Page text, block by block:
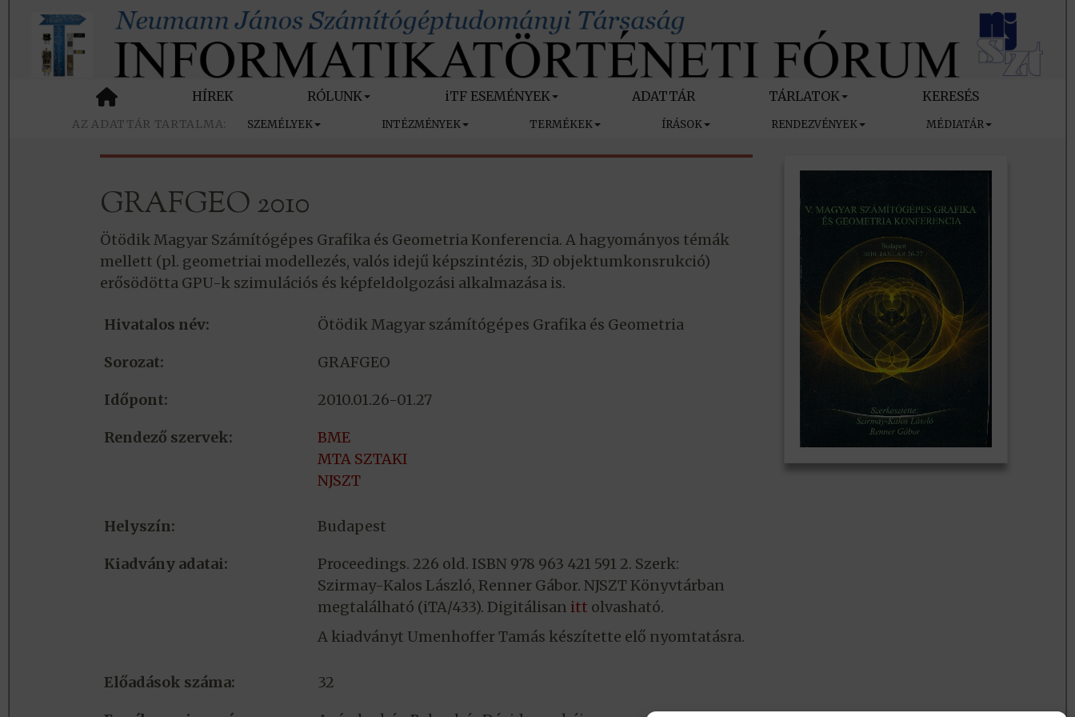
HÍREK RÓLUNK iTF ESEMÉNYEK ADATTÁR TÁRLATOK KERESÉS
SZEMÉLYEK INTÉZMÉNYEK TERMÉKEK ÍRÁSOK RENDEZVÉNYEK MÉDIATÁR
GRAFGEO 2010
Ötödik Magyar Számítógépes Grafika és Geometria Konferencia. A hagyományos témák
mellett (pl. geometriai modellezés, valós idejű képszintézis, 3D objektumkonsrukció)
erősödötta GPU-k szimulációs és képfeldolgozási alkalmazása is.
Hivatalos név: Ötödik Magyar számítógépes Grafika és Geometria
Sorozat: GRAFGEO
Időpont: 2010.01.26-01.27
Rendező szervek:
BME
MTA SZTAKI
NJSZT
Helyszín: Budapest
Kiadvány adatai:
Proceedings. 226 old. ISBN 978 963 421 591 2. Szerk:
Szirmay-Kalos László, Renner Gábor. NJSZT Könyvtárban
megtalálható (iTA/433). Digitálisan itt olvasható.
A kiadványt Umenhoffer Tamás készítette elő nyomtatásra.
Előadások száma: 32